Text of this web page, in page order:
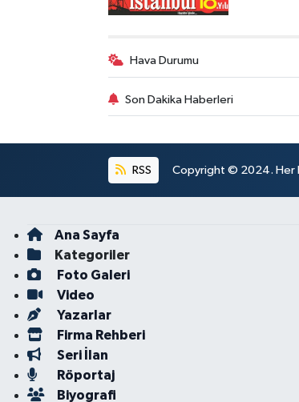
Hava Durumu
Son Dakika Haberleri
RSS Copyright © 2024. Her
Ana Sayfa
Kategoriler
Foto Galeri
Video
Yazarlar
Firma Rehberi
Seri İlan
Röportaj
Biyografi